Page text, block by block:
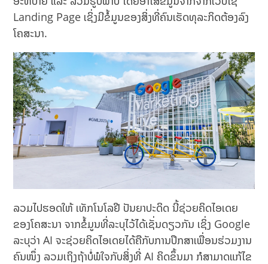
Landing Page ເຊິ່ງມີຂໍ້ມູນຂອງສິ່ງທີ່ຄົນເຮັດທຸລະກິດຕ້ອງລົງ
ໂຄສະນາ.
ລວມໄປຮອດໃຫ້ ເທັກໂນໂລຢີ ປັນຍາປະດິດ ນີ້ຊ່ວຍຄິດໄອເດຍ
ຂອງໂຄສະນາ ຈາກຂໍ້ມູນທີ່ລະບຸໄວ້ໄດ້ເຊັ່ນດຽວກັນ ເຊິ່ງ Google
ລະບຸວ່າ AI ຈະຊ່ວຍຄິດໄອເດຍໄດ້ຄືກັບການປຶກສາເພື່ອນຮ່ວມງານ
ຄົນໜຶ່ງ ລວມເຖິງຖ້າບໍ່ພໍໃຈກັບສິ່ງທີ່ AI ຄິດຂຶ້ນມາ ກໍສາມາດແກ້ໄຂ